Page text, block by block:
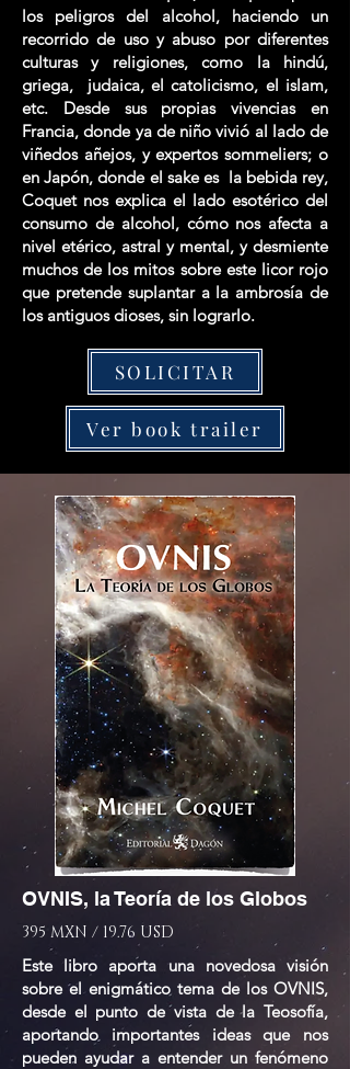
los peligros del alcohol, haciendo un
recorrido de uso y abuso por diferentes
culturas y religiones, como la hindú,
griega, judaica, el catolicismo, el islam,
etc. Desde sus propias vivencias en
Francia, donde ya de niño vivió al lado de
viñedos añejos, y expertos sommeliers; o
en Japón, donde el sake es la bebida rey,
Coquet nos explica el lado esotérico del
consumo de alcohol, cómo nos afecta a
nivel etérico, astral y mental, y desmiente
muchos de los mitos sobre este licor rojo
que pretende suplantar a la ambrosía de
los antiguos dioses, sin lograrlo.
SOLICITAR
Ver book trailer
OVNIS, la Teoría de los Globos
395 MXN / 19.76 USD
Este libro aporta una novedosa visión
sobre el enigmático tema de los OVNIS,
desde el punto de vista de la Teosofía,
aportando importantes ideas que nos
pueden ayudar a entender un fenómeno